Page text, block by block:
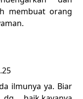
membuat orang
ilmunya ya. Biar